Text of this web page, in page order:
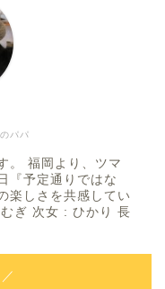
パパ
。 福岡より、ツマ
『予定通りではな
楽しさを共感してい
ぎ 次女 : ひかり 長